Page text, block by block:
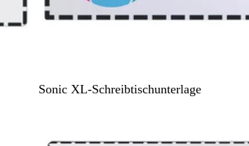
W
Sonic XL-Schreibtischunterlage